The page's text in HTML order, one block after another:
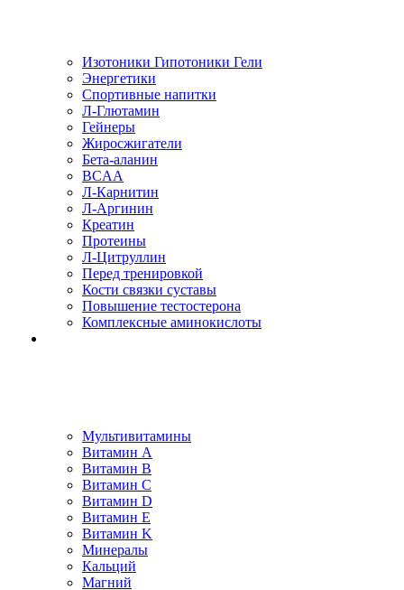
Изотоники Гипотоники Гели
Энергетики
Спортивные напитки
Л-Глютамин
Гейнеры
Жиросжигатели
Бета-аланин
BCAA
Л-Карнитин
Л-Аргинин
Креатин
Протеины
Л-Цитруллин
Перед тренировкой
Кости связки суставы
Повышение тестостерона
Комплексные аминокислоты
Мультивитамины
Витамин A
Витамин B
Витамин C
Витамин D
Витамин E
Витамин K
Минералы
Кальций
Магний